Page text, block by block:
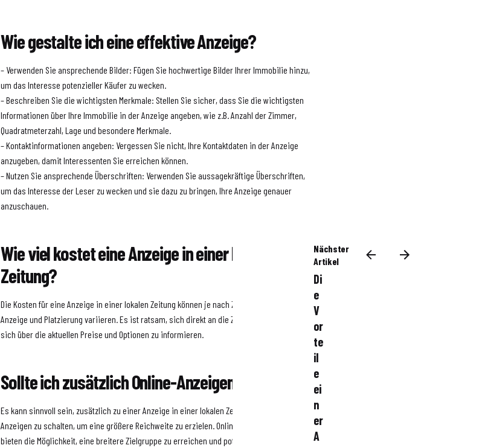
Wie gestalte ich eine effektive Anzeige?
– Verwenden Sie ansprechende Bilder: Fügen Sie hochwertige Bilder Ihrer Immobilie hinzu,
um das Interesse potenzieller Käufer zu wecken.
– Beschreiben Sie die wichtigsten Merkmale: Stellen Sie sicher, dass Sie die wichtigsten
Informationen über Ihre Immobilie in der Anzeige angeben, wie z.B. Anzahl der Zimmer,
Quadratmeterzahl, Lage und besondere Merkmale.
– Kontaktinformationen angeben: Vergessen Sie nicht, Ihre Kontaktdaten in der Anzeige
anzugeben, damit Interessenten Sie erreichen können.
– Nutzen Sie ansprechende Überschriften: Verwenden Sie aussagekräftige Überschriften,
um das Interesse der Leser zu wecken und sie dazu zu bringen, Ihre Anzeige genauer
anzuschauen.
Wie viel kostet eine Anzeige in einer lokalen
Zeitung?
Die Kosten für eine Anzeige in einer lokalen Zeitung können je nach Zeitung, Größe der
Anzeige und Platzierung variieren. Es ist ratsam, sich direkt an die Zeitung zu wenden und
sich über die aktuellen Preise und Optionen zu informieren.
Sollte ich zusätzlich Online-Anzeigen schalten?
Es kann sinnvoll sein, zusätzlich zu einer Anzeige in einer lokalen Zeitung auch Online-
Anzeigen zu schalten, um eine größere Reichweite zu erzielen. Online-Immobilienportale
bieten die Möglichkeit, eine breitere Zielgruppe zu erreichen und potenzielle Käufer
Nächster
Artikel
Di
e
V
or
te
il
e
ei
n
er
A